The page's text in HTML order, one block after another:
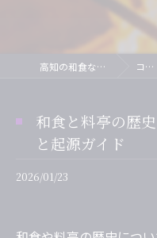
高知の和食なら料亭 濱長 コラム
和食と料亭の歴
と起源ガイド
2026/01/23